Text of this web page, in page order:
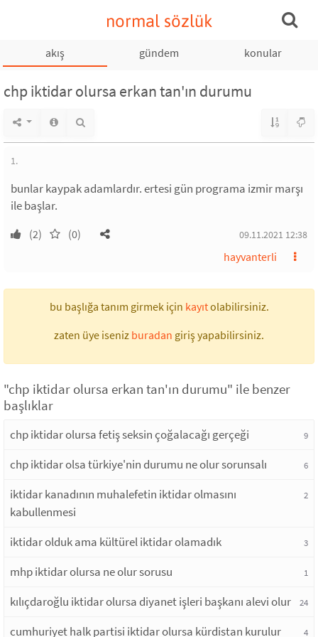
normal sözlük
akış gündem konular
chp iktidar olursa erkan tan'ın durumu
1.
bunlar kaypak adamlardır. ertesi gün programa izmir marşı
ile başlar.
(2) (0) 09.11.2021 12:38
hayvanterli
bu başlığa tanım girmek için kayıtolabilirsiniz.
zaten üye iseniz buradan giriş yapabilirsiniz.
"chp iktidar olursa erkan tan'ın durumu" ile benzer
başlıklar
chp iktidar olursa fetiş seksin çoğalacağı gerçeği 9
chp iktidar olsa türkiye'nin durumu ne olur sorunsalı 6
iktidar kanadının muhalefetin iktidar olmasını
kabullenmesi
2
iktidar olduk ama kültürel iktidar olamadık 3
mhp iktidar olursa ne olur sorusu 1
kılıçdaroğlu iktidar olursa diyanet işleri başkanı alevi olur 24
cumhuriyet halk partisi iktidar olursa kürdistan kurulur 4